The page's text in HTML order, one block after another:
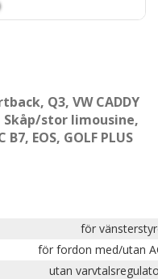
Q3, VW CADDY
Skåp/stor limousine,
EOS, GOLF PLUS
för
för fordon med/utan
utan